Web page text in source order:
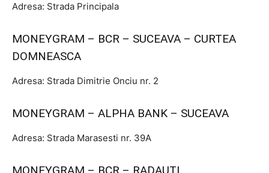
Adresa: Strada Principala
MONEYGRAM – BCR – SUCEAVA – CURTEA
DOMNEASCA
Adresa: Strada Dimitrie Onciu nr. 2
MONEYGRAM – ALPHA BANK – SUCEAVA
Adresa: Strada Marasesti nr. 39A